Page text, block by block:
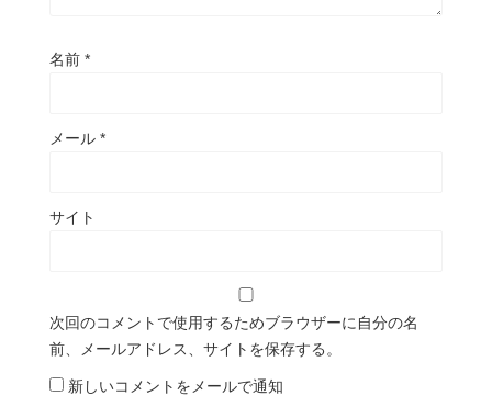
名前 *
メール *
サイト
次回のコメントで使用するためブラウザーに自分の名
前、メールアドレス、サイトを保存する。
新しいコメントをメールで通知